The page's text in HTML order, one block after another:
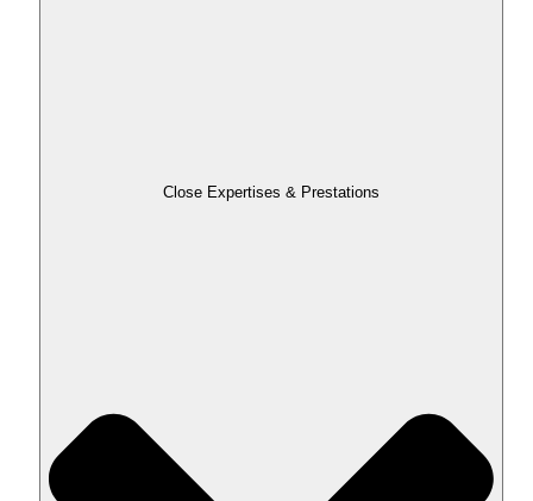
Close Expertises & Prestations